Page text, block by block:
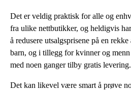
Det er veldig praktisk for alle og
fra ulike nettbutikker, og heldigvis
å redusere utsalgsprisene på en
barn, og i tillegg for kvinner og
med noen ganger tilby gratis levering.
Det kan likevel være smart å prøve